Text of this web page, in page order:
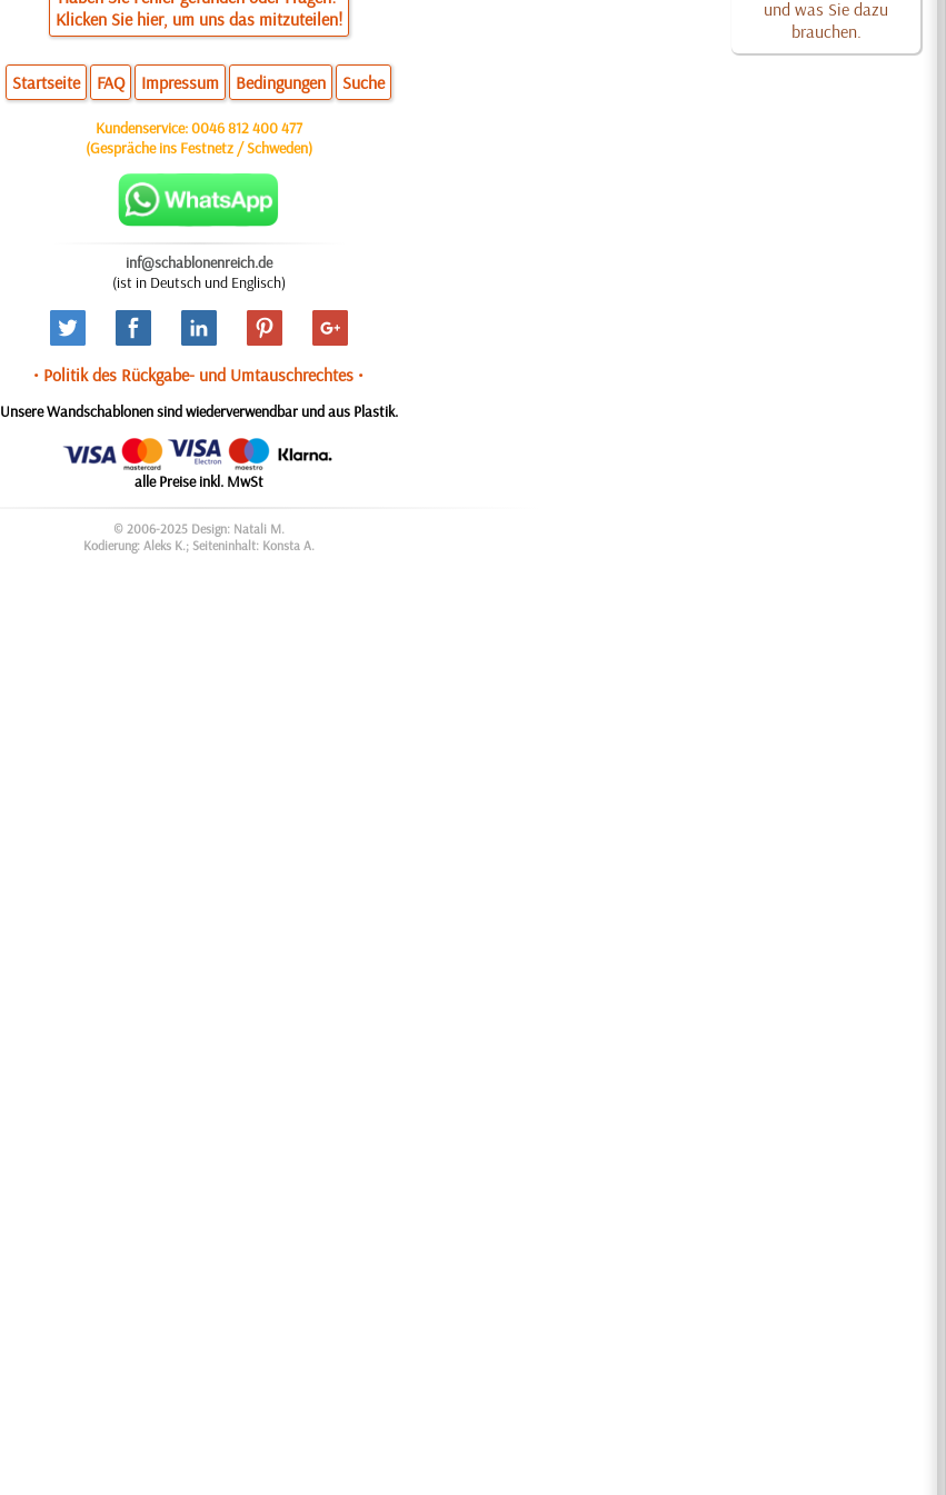
und was Sie dazu
brauchen.
Klicken Sie hier, um uns das mitzuteilen!
Startseite FAQ Impressum Bedingungen Suche
Kundenservice:0046 812 400 477
(Gespräche ins Festnetz / Schweden)
inf@schablonenreich.de
(ist in Deutsch und Englisch)
• Politik des Rückgabe- und Umtauschrechtes •
Unsere Wandschablonen sind wiederverwendbar und aus Plastik.
alle Preise inkl. MwSt
© 2006-2025 Design: Natali M.
Kodierung: Aleks K.; Seiteninhalt: Konsta A.